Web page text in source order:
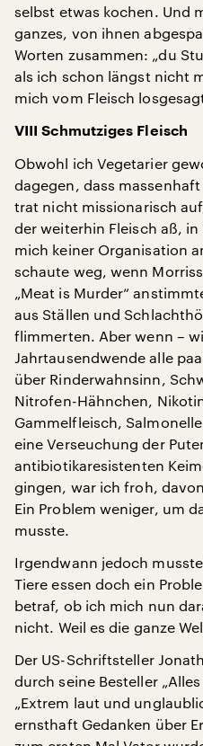
selbst etwas kochen. Und
ganzes, von ihnen
Worten zusammen: „du
als ich schon längst nicht
mich vom Fleisch
VIII Schmutziges Fleisch
Obwohl ich Vegetarier
dagegen, dass
trat nicht missionarisch
der weiterhin Fleisch aß,
mich keiner Organisation
schaute weg, wenn
„Meat is Murder“
aus Ställen und
flimmerten. Aber wenn –
Jahrtausendwende alle
über Rinderwahnsinn,
Nitrofen-Hähnchen,
Gammelfleisch,
eine Verseuchung der
antibiotikaresistenten
gingen, war ich froh,
Ein Problem weniger, um
musste.
Irgendwann jedoch
Tiere essen doch ein
betraf, ob ich mich nun
nicht. Weil es die ganze
Der US-Schriftsteller
durch seine Besteller
„Extrem laut und
ernsthaft Gedanken über